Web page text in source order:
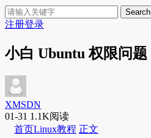
Search
注册登录
小白 Ubuntu 权限问题
XMSDN
01-31 1.1K阅读
首页Linux教程 正文